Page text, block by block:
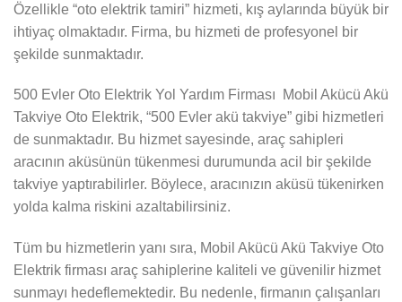
Özellikle “oto elektrik tamiri” hizmeti, kış aylarında büyük bir
ihtiyaç olmaktadır. Firma, bu hizmeti de profesyonel bir
şekilde sunmaktadır.
500 Evler Oto Elektrik Yol Yardım Firması Mobil Akücü Akü
Takviye Oto Elektrik, “500 Evler akü takviye” gibi hizmetleri
de sunmaktadır. Bu hizmet sayesinde, araç sahipleri
aracının aküsünün tükenmesi durumunda acil bir şekilde
takviye yaptırabilirler. Böylece, aracınızın aküsü tükenirken
yolda kalma riskini azaltabilirsiniz.
Tüm bu hizmetlerin yanı sıra, Mobil Akücü Akü Takviye Oto
Elektrik firması araç sahiplerine kaliteli ve güvenilir hizmet
sunmayı hedeflemektedir. Bu nedenle, firmanın çalışanları